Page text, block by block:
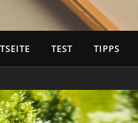
TEST TIPPS